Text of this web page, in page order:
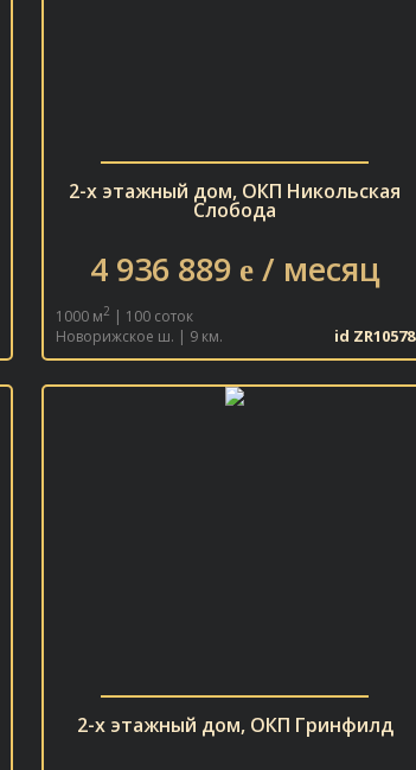
2-х этажный дом, ОКП Никольская
Слобода
4 936 889 e/ месяц
1000 м2 | 100 соток
Новорижское ш. | 9 км.
id ZR10578
2-х этажный дом, ОКП Гринфилд
В ИЗБРАННОЕ